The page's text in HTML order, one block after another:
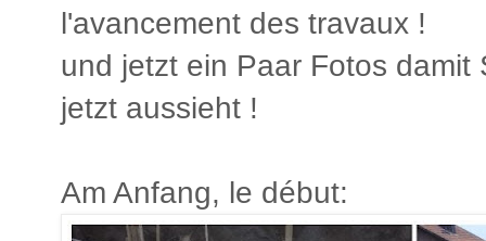
l'avancement des travaux !
und jetzt ein Paar Fotos
jetzt aussieht !
Am Anfang, le début: